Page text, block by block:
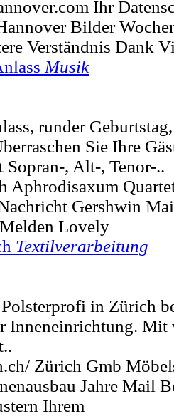
Ihr
Bilder
Verständnis Dank
Musik
runder
Sie Ihre
Sopran-, Alt-, Tenor-..
Aphrodisaxum
Gershwin
Lovely
Textilverarbeitung
in Zürich
Inneneinrichtung.
Zürich Gmb
Jahre Mail
Ihrem